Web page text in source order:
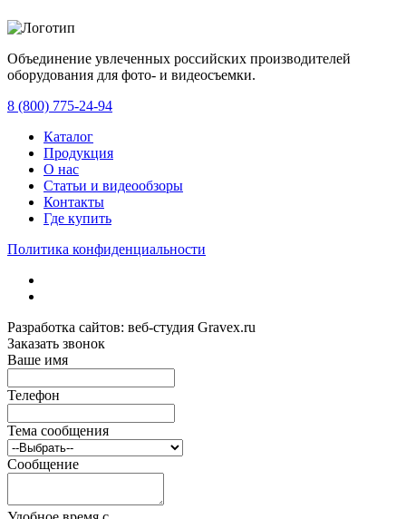
Объединение увлеченных российских производителей
оборудования для фото- и видеосъемки.
8 (800) 775-24-94
Каталог
Продукция
О нас
Статьи и видеообзоры
Контакты
Где купить
Политика конфиденциальности
Разработка сайтов: веб-студия Gravex.ru
Заказать звонок
Ваше имя
Телефон
Тема сообщения
Сообщение